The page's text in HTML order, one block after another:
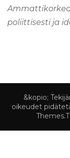
poliittisesti ja
&kopio;
oikeudet
Themes